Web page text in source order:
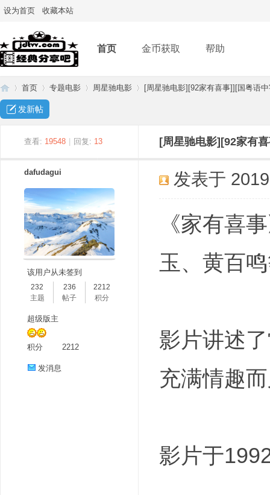
设为首页 收藏本站
首页 金币获取 帮助
首页
›
专题电影
›
周星驰电影 [周星驰电影][92家有喜事]][国粤语
发新帖
查看: 19548 回复: 13 [周星驰电影][92家有
dafudagui
该用户从未签到
232
主题
236
帖子
2212
积分
超级版主
积分 2212
发消息
发表于
《家有喜
玉、黄百
影片讲述
充满情趣
影片于